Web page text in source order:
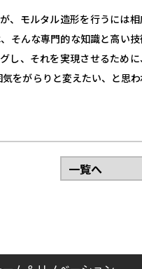
、モルタル造形を行うには
そんな専門的な知識と高い
し、それを実現させるために
をがらりと変えたい、と思
一覧へ